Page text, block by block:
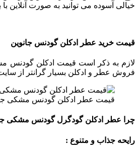
خیالی آسوده می توانید به صورت
قیمت خرید عطر ادکلن گودنس جانوین
فروش عطر و ادکلن بسیار گرانتر از
قیمت عطر ادکلن گودنس مشکی
چرا عطر ادکلن گودگرل گودنس مشکی
رایحه جذاب و متنوع :